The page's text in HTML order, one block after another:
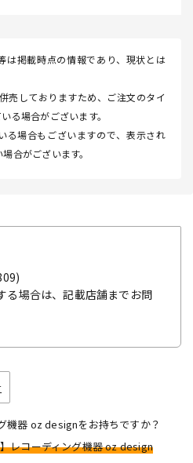
は掲載時点の情報であり、現状とは
売しておりますため、ご注文のタイ
る場合がございます。
る場合もございますので、表示され
合がございます。
場合は、記載店舗までお問
機器 oz designをお持ちですか？
レコーディング機器 oz design